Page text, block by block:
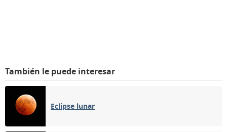
También le puede interesar
Eclipse lunar